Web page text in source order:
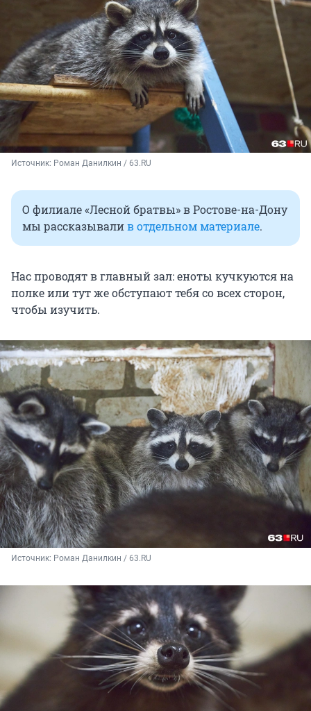
Источник: Роман Данилкин / 63.RU
О филиале «Лесной братвы» в Ростове-на-Дону
мы рассказывалив отдельном материале.
Нас проводят в главный зал: еноты кучкуются на
полке или тут же обступают тебя со всех сторон,
чтобы изучить.
Источник: Роман Данилкин / 63.RU